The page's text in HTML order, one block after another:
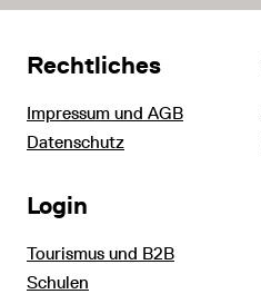
Rechtliches
Impressum und AGB
Datenschutz
Login
Tourismus und B2B
Schulen